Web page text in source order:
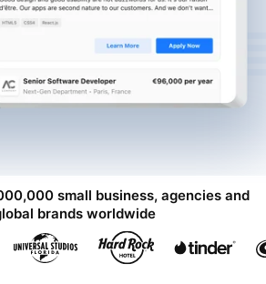
small business, agencies and
brands worldwide